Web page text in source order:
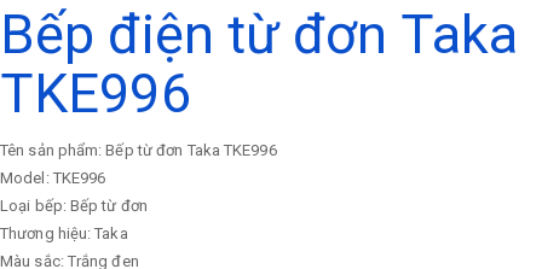
Bếp điện từ đơn Taka
TKE996
Tên sản phẩm: Bếp từ đơn Taka TKE996
Model: TKE996
Loại bếp: Bếp từ đơn
Thương hiệu: Taka
Màu sắc: Trắng đen